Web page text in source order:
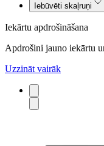
Iebūvēti skaļruņi
Iekārtu apdrošināšana
Apdrošini jauno iekārtu
Uzzināt vairāk